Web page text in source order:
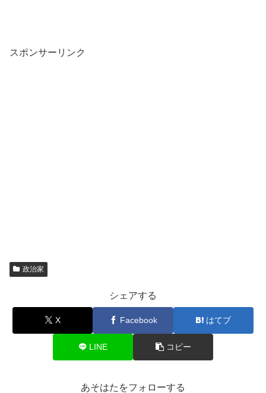
スポンサーリンク
政治家
シェアする
X Facebook はてブ
LINE コピー
あそはたをフォローする